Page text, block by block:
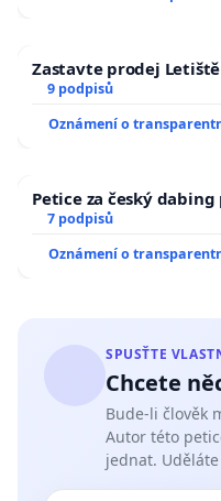
Zastavte prodej
9 podpisů
Oznámení o
Petice za český
7 podpisů
Oznámení o
SPUSŤTE
Chcete
Bude-li člověk
Autor této
jednat.